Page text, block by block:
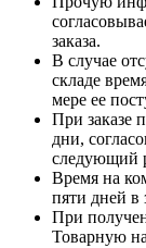
заказа.
В случае
складе
мере ее
При заказе
дни,
следующий
Время на
пяти дней в
При
Товарную